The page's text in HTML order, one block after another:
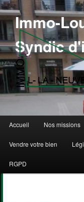
Immo-
Syndic
Aller au contenu principal
Aller au contenu
Accueil Nos missions
Vendre votre bien
RGPD